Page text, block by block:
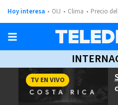
Hoy interesa OIJ Clima Precio
TV EN VIVO